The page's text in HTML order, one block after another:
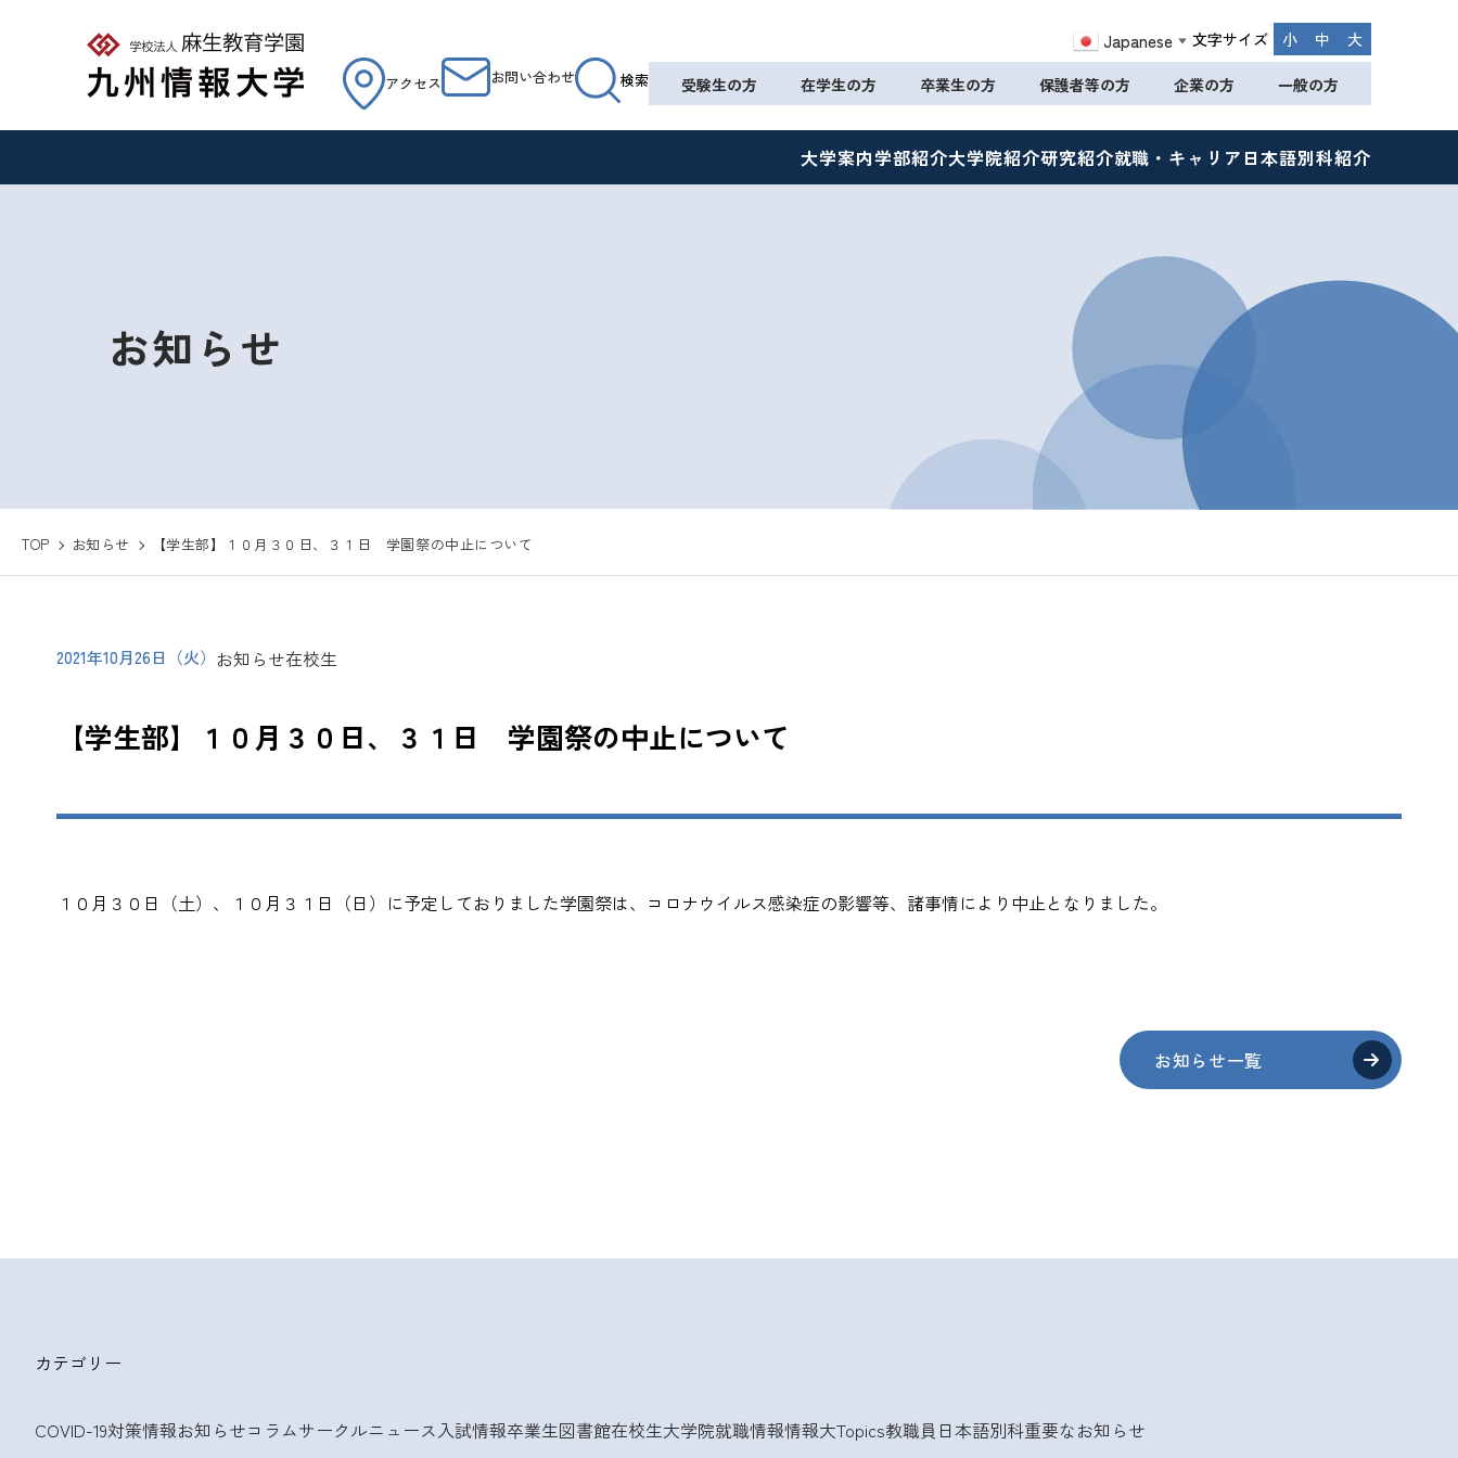
Japanese ▼ 文字サイズ 小 中 大
アクセス お問い合わせ 検索 受験生の方 在学生の方 卒業生の方 保護者等の方 企業の方 一般の方
大学案内学部紹介大学院紹介研究紹介就職・キャリア 日本語別科紹介
お知らせ
TOP お知らせ 【学生部】１０月３０日、３１日 学園祭の中止について
2021年10月26日（火） お知らせ在校生
【学生部】１０月３０日、３１日 学園祭の中止について
１０月３０日（土）、１０月３１日（日）に予定しておりました学園祭は、コロナウイルス感染症の影響等、諸事情により中止となりました。
お知らせ一覧
カテゴリー
COVID-19対策情報お知らせコラムサークルニュース入試情報卒業生図書館在校生大学院就職情報情報大Topics教職員 日本語別科重要なお知らせ